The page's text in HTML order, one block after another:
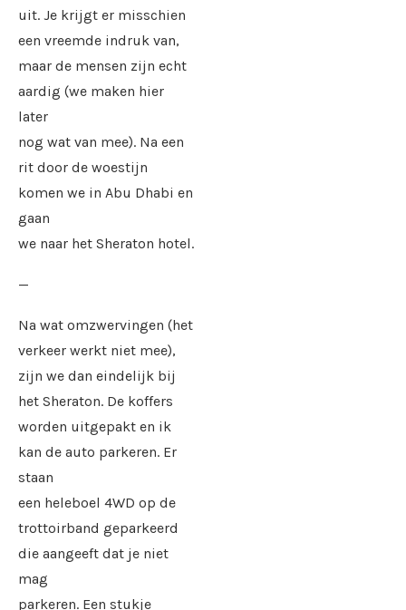
uit. Je krijgt er misschien
een vreemde indruk van,
maar de mensen zijn echt
aardig (we maken hier
later
nog wat van mee). Na een
rit door de woestijn
komen we in Abu Dhabi en
gaan
we naar het Sheraton hotel.
—
Na wat omzwervingen (het
verkeer werkt niet mee),
zijn we dan eindelijk bij
het Sheraton. De koffers
worden uitgepakt en ik
kan de auto parkeren. Er
staan
een heleboel 4WD op de
trottoirband geparkeerd
die aangeeft dat je niet
mag
parkeren. Een stukje